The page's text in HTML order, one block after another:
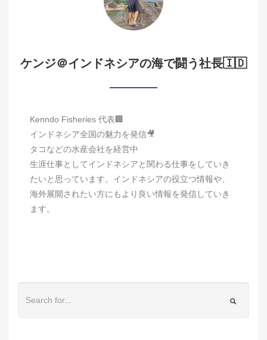
ケンジ＠インドネシアの海で闘う社長🇮🇩
Kenndo Fisheries 代表🏢
インドネシア全国の魅力を発信🎥
タコなどの水産会社を経営中
生涯仕事としてインドネシアと関わる仕事をしていき
たいと思っています。インドネシアの役立つ情報や、
海外展開されたい方にもより良い情報を発信していき
ます。